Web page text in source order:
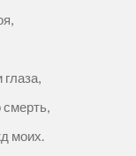
смерть,
моих.